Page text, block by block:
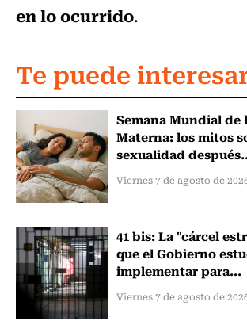
en lo ocurrido.
Te puede
Semana Mundial de
Materna: los mitos
sexualidad
Viernes 7 de agosto de
41 bis: La "cárcel
que el Gobierno
implementar para...
Viernes 7 de agosto de